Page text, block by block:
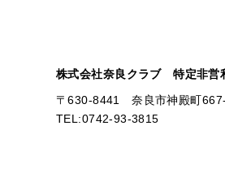
株式会社奈良クラブ 特定非営
〒630-8441 奈良市神殿町
TEL:0742-93-3815